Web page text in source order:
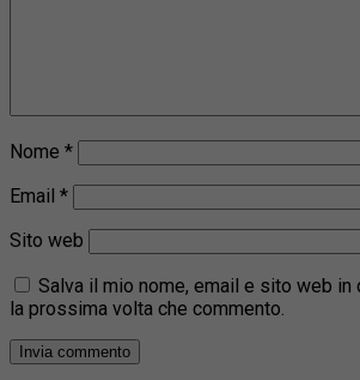
Nome *
Email *
Sito web
Salva il mio nome, email e sito web
la prossima volta che commento.